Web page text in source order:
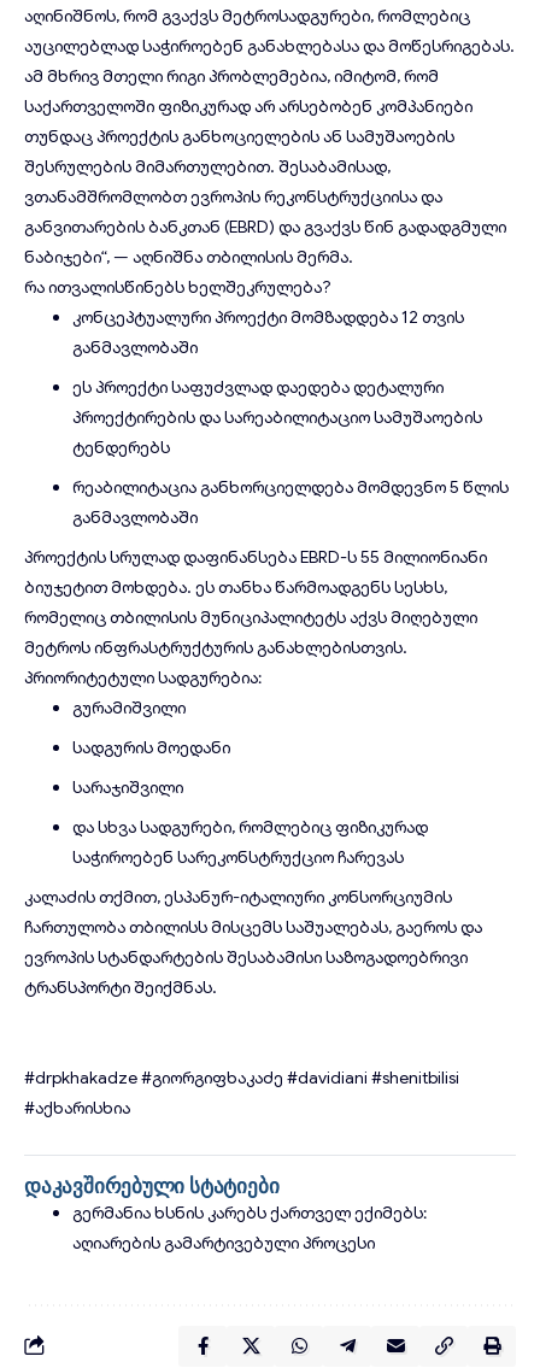
აღინიშნოს, რომ გვაქვს მეტროსადგურები, რომლებიც
აუცილებლად საჭიროებენ განახლებასა და მოწესრიგებას.
ამ მხრივ მთელი რიგი პრობლემებია, იმიტომ, რომ
საქართველოში ფიზიკურად არ არსებობენ კომპანიები
თუნდაც პროექტის განხოციელების ან სამუშაოების
შესრულების მიმართულებით. შესაბამისად,
ვთანამშრომლობთ ევროპის რეკონსტრუქციისა და
განვითარების ბანკთან (EBRD) და გვაქვს წინ გადადგმული
ნაბიჯები“, — აღნიშნა თბილისის მერმა.
რა ითვალისწინებს ხელშეკრულება?
კონცეპტუალური პროექტი მომზადდება 12 თვის
განმავლობაში
ეს პროექტი საფუძვლად დაედება დეტალური
პროექტირების და სარეაბილიტაციო სამუშაოების
ტენდერებს
რეაბილიტაცია განხორციელდება მომდევნო 5 წლის
განმავლობაში
პროექტის სრულად დაფინანსება EBRD-ს 55 მილიონიანი
ბიუჯეტით მოხდება. ეს თანხა წარმოადგენს სესხს,
რომელიც თბილისის მუნიციპალიტეტს აქვს მიღებული
მეტროს ინფრასტრუქტურის განახლებისთვის.
პრიორიტეტული სადგურებია:
გურამიშვილი
სადგურის მოედანი
სარაჯიშვილი
და სხვა სადგურები, რომლებიც ფიზიკურად
საჭიროებენ სარეკონსტრუქციო ჩარევას
კალაძის თქმით, ესპანურ-იტალიური კონსორციუმის
ჩართულობა თბილისს მისცემს საშუალებას, გაეროს და
ევროპის სტანდარტების შესაბამისი საზოგადოებრივი
ტრანსპორტი შეიქმნას.
#drpkhakadze#გიორგიფხაკაძე #davidiani #shenitbilisi
#აქხარისხია
დაკავშირებული სტატიები
გერმანია ხსნის კარებს ქართველ ექიმებს:
აღიარების გამარტივებული პროცესი